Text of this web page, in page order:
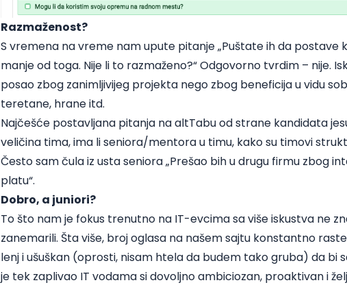
Razmaženost?
S vremena na vreme nam upute pitanje „Puštate ih da postave
manje od toga. Nije li to razmaženo?“ Odgovorno tvrdim – nije.
posao zbog zanimljivijeg projekta nego zbog beneficija u vidu
teretane, hrane itd.
Najčešće postavljana pitanja na altTabu od strane kandidata
veličina tima, ima li seniora/mentora u timu, kako su timovi
Često sam čula iz usta seniora „Prešao bih u drugu firmu zbog
platu“.
Dobro, a juniori?
To što nam je fokus trenutno na IT-evcima sa više iskustva ne
zanemarili. Šta više, broj oglasa na našem sajtu konstantno
lenj i ušuškan (oprosti, nisam htela da budem tako gruba) da bi
je tek zaplivao IT vodama si dovoljno ambiciozan, proaktivan i